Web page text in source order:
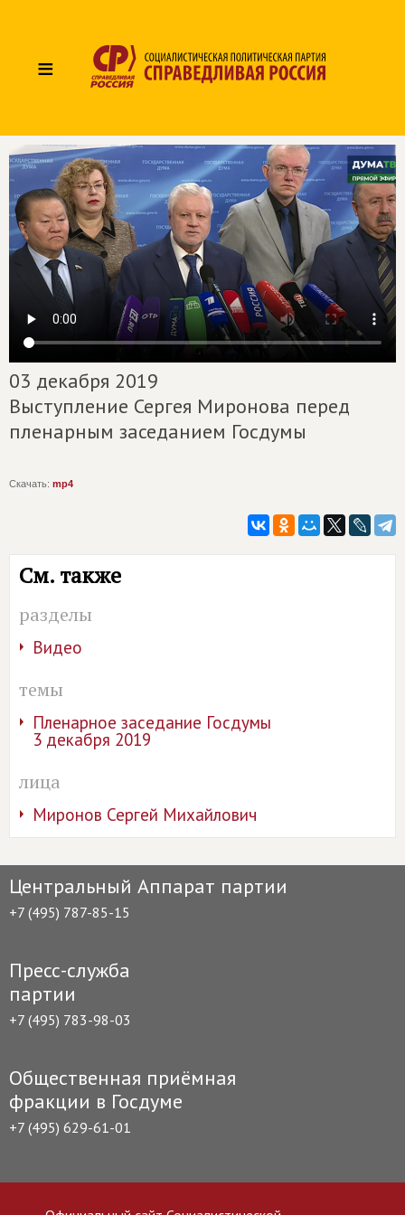
≡
03 декабря 2019
Выступление Сергея Миронова перед
пленарным заседанием Госдумы
Скачать: mp4
См. также
разделы
Видео
темы
Пленарное заседание Госдумы
3 декабря 2019
лица
Миронов Сергей Михайлович
Центральный Аппарат партии
+7 (495) 787-85-15
Пресс-служба
партии
+7 (495) 783-98-03
Общественная приёмная
фракции в Госдуме
+7 (495) 629-61-01